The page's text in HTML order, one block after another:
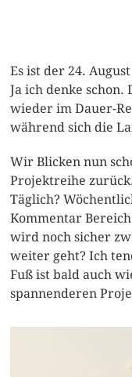
Es ist der 24.
Ja ich denke
wieder im Dauer-
während sich die
Wir Blicken nun
Projektreihe
Täglich?
Kommentar
wird noch sicher
weiter geht? Ich
Fuß ist bald auch
spannenderen